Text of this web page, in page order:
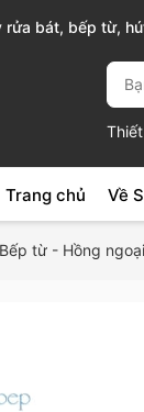
bát, bếp từ,
Trang chủ Về
Bếp từ - Hồng ngoại